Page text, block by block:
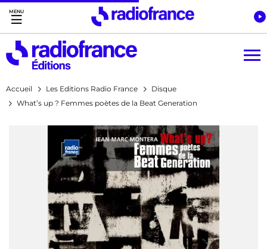
Accès direct :
Menu principal
Contenu
Accueil Les Editions Radio France
Disque
What’s up ? Femmes poètes de la Beat Generation